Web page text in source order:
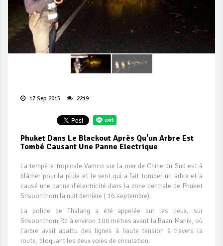
17 Sep 2015 2219
Phuket Dans Le Blackout Après Qu'un Arbre Est
Tombé Causant Une Panne Electrique
La tempête tropicale Vamco sur la mer de Chine du Sud est à
blâmer pour la pluie et le vent qui a fait tomber un arbre et a
causé une panne d'électricité dans la zone centrale de Phuket
Srisoonthorn la nuit dernière ( 16 septembre).
La police de Thalang a été appelée sur les lieux, sur
Srisoonthorn Rd à environ 100 mètres avant la Baan Manik, où
l'arbre avait abattu des lignes à haute tension à travers la
route, bloquant les deux voies de circulation.